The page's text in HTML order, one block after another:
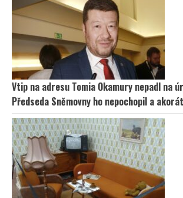
Vtip na adresu Tomia Okamury nepadl na
Předseda Sněmovny ho nepochopil a